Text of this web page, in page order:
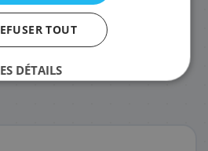
- Cartouche d'encre
TOUT
DÉTAILS